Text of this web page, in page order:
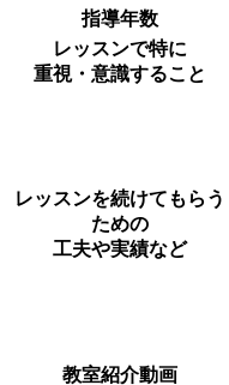
指導年数
レッスンで特に
重視・意識すること
レッスンを続けてもらう
ための
工夫や実績など
教室紹介動画